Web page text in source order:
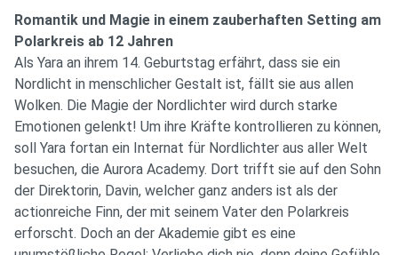
Romantik und Magie in einem zauberhaften Setting am
Polarkreis ab 12 Jahren
Als Yara an ihrem 14. Geburtstag erfährt, dass sie ein
Nordlicht in menschlicher Gestalt ist, fällt sie aus allen
Wolken. Die Magie der Nordlichter wird durch starke
Emotionen gelenkt! Um ihre Kräfte kontrollieren zu können,
soll Yara fortan ein Internat für Nordlichter aus aller Welt
besuchen, die Aurora Academy. Dort trifft sie auf den Sohn
der Direktorin, Davin, welcher ganz anders ist als der
actionreiche Finn, der mit seinem Vater den Polarkreis
erforscht. Doch an der Akademie gibt es eine